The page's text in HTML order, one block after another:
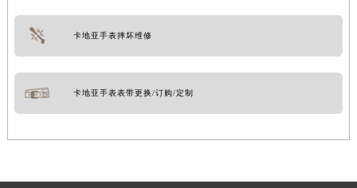
卡地亚手表摔坏维修
卡地亚手表表带更换/订购/定制